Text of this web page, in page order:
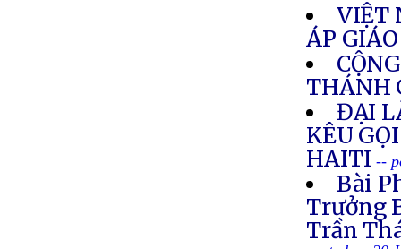
VIỆT
ÁP
THÁNH
ĐẠI
KÊU
HAITI --
Bài
Trưởng
Trần